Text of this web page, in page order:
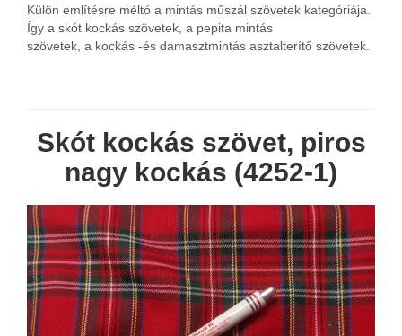
Külön említésre méltó a mintás műszál szövetek kategóriája.
Így a skót kockás szövetek, a pepita mintás
szövetek, a kockás -és damasztmintás asztalterítő szövetek.
Skót kockás szövet, piros
nagy kockás (4252-1)